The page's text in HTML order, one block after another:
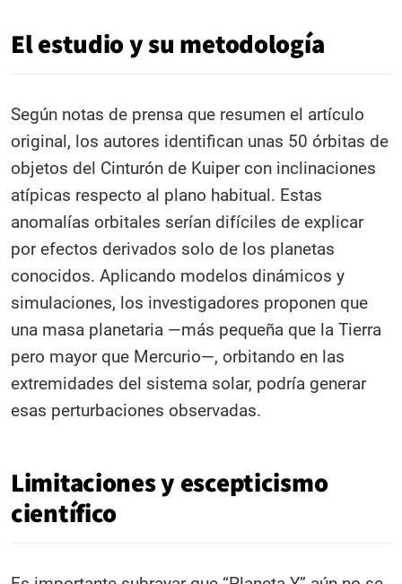
El estudio y su metodología
Según notas de prensa que resumen el artículo
original, los autores identifican unas 50 órbitas de
objetos del Cinturón de Kuiper con inclinaciones
atípicas respecto al plano habitual. Estas
anomalías orbitales serían difíciles de explicar
por efectos derivados solo de los planetas
conocidos. Aplicando modelos dinámicos y
simulaciones, los investigadores proponen que
una masa planetaria —más pequeña que la Tierra
pero mayor que Mercurio—, orbitando en las
extremidades del sistema solar, podría generar
esas perturbaciones observadas.
Limitaciones y escepticismo
científico